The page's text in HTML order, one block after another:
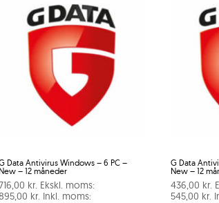
Data Antivirus Windows – 6 PC –
New – 12 måneder
kr. Ekskl. moms:
kr. Inkl. moms:
G Data
New – 12
436,00 kr.
545,00 kr.